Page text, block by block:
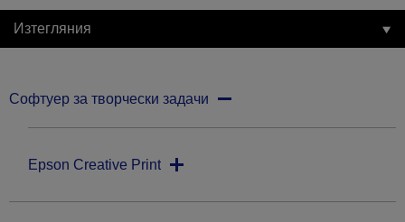
Изтегляния
Софтуер за творчески задачи
Epson Creative Print